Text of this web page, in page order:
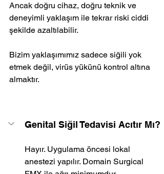
Ancak doğru cihaz, doğru teknik ve
deneyimli yaklaşım ile tekrar riski ciddi
şekilde azaltılabilir.
Bizim yaklaşımımız sadece siğili yok
etmek değil, virüs yükünü kontrol altına
almaktır.
Genital Siğil Tedavisi Acıtır Mı?
Hayır. Uygulama öncesi lokal
anestezi yapılır. Domain Surgical